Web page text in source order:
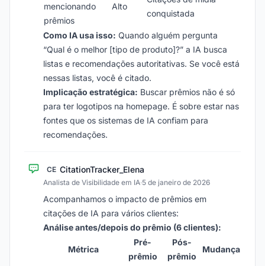
mencionando
prêmios
Alto
conquistada
Como IA usa isso: Quando alguém pergunta
“Qual é o melhor [tipo de produto]?” a IA busca
listas e recomendações autoritativas. Se você está
nessas listas, você é citado.
Implicação estratégica: Buscar prêmios não é só
para ter logotipos na homepage. É sobre estar nas
fontes que os sistemas de IA confiam para
recomendações.
CE CitationTracker_Elena
Analista de Visibilidade em IA·5 de janeiro de 2026
Acompanhamos o impacto de prêmios em
citações de IA para vários clientes:
Análise antes/depois do prêmio (6 clientes):
Métrica
Pré-
prêmio
Pós-
prêmio
Mudança